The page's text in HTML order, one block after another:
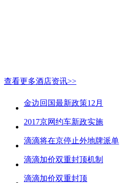
查看更多酒店资讯>>
金边回国最新政策12月
2017京网约车新政实施
滴滴将在京停止外地牌派单
滴滴加价双重封顶机制
滴滴加价双重封顶